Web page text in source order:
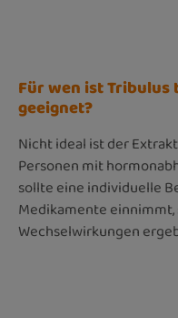
Für wen ist
geeignet?
Nicht ideal ist der
Personen mit
sollte eine individuelle
Medikamente
Wechselwirkungen